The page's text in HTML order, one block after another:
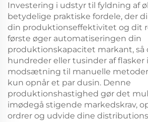
Investering i udstyr til fyldning af
betydelige praktiske fordele, der
din produktionseffektivitet og dit
første øger automatiseringen din
produktionskapacitet markant, så
hundreder eller tusinder af flasker
modsætning til manuelle
kun opnår et par dusin. Denne
produktionshastighed gør det
imødegå stigende markedskrav,
ordrer og udvide dine